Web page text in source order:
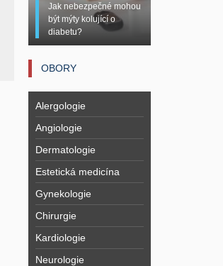
Jak nebezpečné mohou
být mýty kolující o
diabetu?
OBORY
Alergologie
Angiologie
Dermatologie
Estetická medicína
Gynekologie
Chirurgie
Kardiologie
Neurologie